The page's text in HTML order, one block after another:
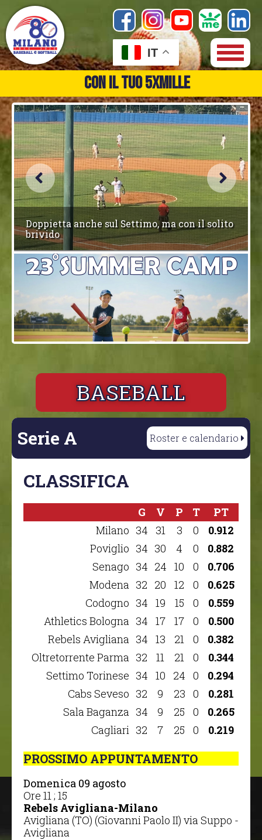
SCOPRI COME
Milano con il Settimo a caccia di punti
tranquillità
BASEBALL
Serie A Roster e calendario
CLASSIFICA
G V P T
PT
Milano 34 31 3 0
0.912
Poviglio 34 30 4 0
0.882
Senago 34 24 10 0
0.706
Modena 32 20 12 0
0.625
Codogno 34 19 15 0
0.559
Athletics Bologna 34 17 17 0
0.500
Rebels Avigliana 34 13 21 0
0.382
Oltretorrente Parma 32 11 21 0
0.344
Settimo Torinese 34 10 24 0
0.294
Cabs Seveso 32 9 23 0
0.281
Sala Baganza 34 9 25 0
0.265
Cagliari 32 7 25 0 0.219
PROSSIMO APPUNTAMENTO
domenica 09 agosto
Ore 11 ; 15
Rebels Avigliana-Milano
Avigliana (TO) (Giovanni Paolo II) via Suppo -
Avigliana
IT